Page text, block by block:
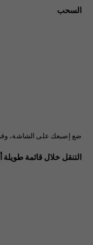
السحب
ضع إصبعك على الشاشة، وقم
التنقل خلال قائمة طويلة